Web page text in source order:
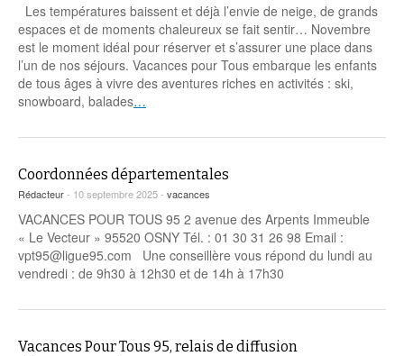
Les températures baissent et déjà l’envie de neige, de grands
espaces et de moments chaleureux se fait sentir… Novembre
est le moment idéal pour réserver et s’assurer une place dans
l’un de nos séjours. Vacances pour Tous embarque les enfants
de tous âges à vivre des aventures riches en activités : ski,
snowboard, balades…
Coordonnées départementales
Rédacteur- 10 septembre 2025 - vacances
VACANCES POUR TOUS 95 2 avenue des Arpents Immeuble
« Le Vecteur » 95520 OSNY Tél. : 01 30 31 26 98 Email :
vpt95@ligue95.com Une conseillère vous répond du lundi au
vendredi : de 9h30 à 12h30 et de 14h à 17h30
Vacances Pour Tous 95, relais de diffusion